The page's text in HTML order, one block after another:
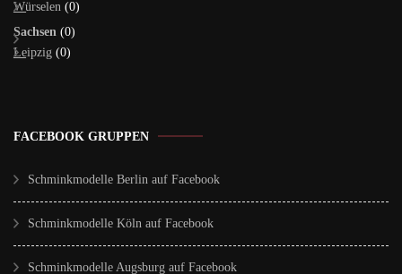
Würselen (0)
Sachsen (0)
Leipzig (0)
FACEBOOK GRUPPEN
Schminkmodelle Berlin auf Facebook
Schminkmodelle Köln auf Facebook
Schminkmodelle Augsburg auf Facebook